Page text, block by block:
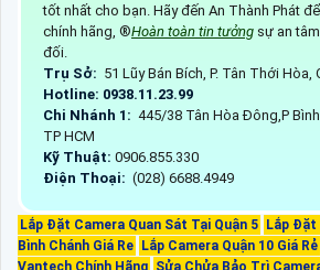
tốt nhất cho bạn. Hãy đến An Thành Phát
chính hãng, ®️Hoàn toàn tin tưởng sự an
đối.
Trụ Sở: 51 Lũy Bán Bích, P. Tân Thới Hòa,
Hotline: 0938.11.23.99
Chi Nhánh 1: 445/38 Tân Hòa Đông,P
TP HCM
Kỹ Thuật: 0906.855.330
Điện Thoại: (028) 6688.4949
Lắp Đặt Camera Quan Sát Tại Quận 5
Lắp Đặt
Bình Chánh Giá Re
Lắp Camera Quận 10 Giá Rẻ
Vantech Chính Hãng Sửa Chửa Bảo Trì